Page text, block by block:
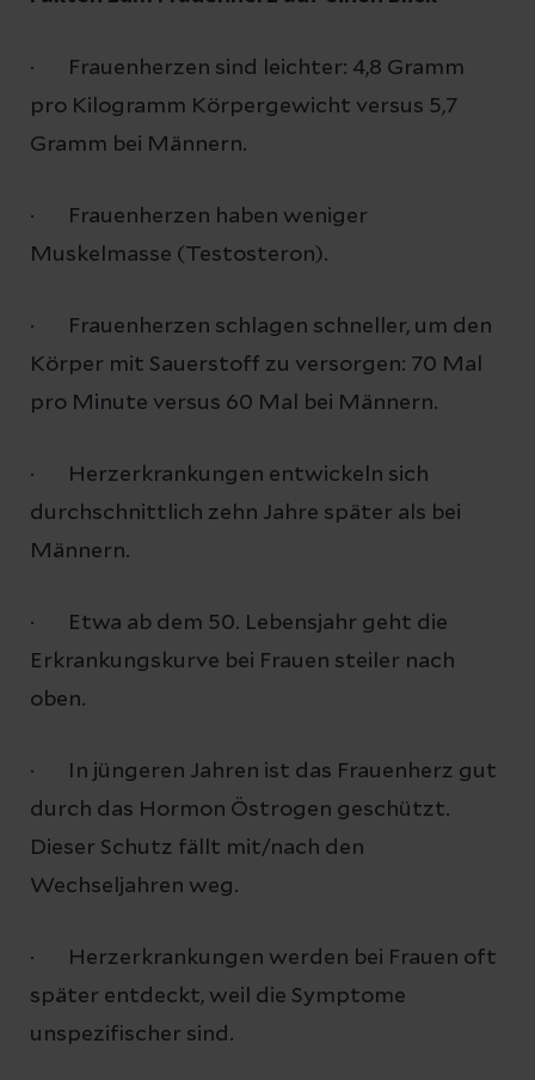
· Frauenherzen sind leichter: 4,8 Gramm
pro Kilogramm Körpergewicht versus 5,7
Gramm bei Männern.
· Frauenherzen haben weniger
Muskelmasse (Testosteron).
· Frauenherzen schlagen schneller, um den
Körper mit Sauerstoff zu versorgen: 70 Mal
pro Minute versus 60 Mal bei Männern.
· Herzerkrankungen entwickeln sich
durchschnittlich zehn Jahre später als bei
Männern.
· Etwa ab dem 50. Lebensjahr geht die
Erkrankungskurve bei Frauen steiler nach
oben.
· In jüngeren Jahren ist das Frauenherz gut
durch das Hormon Östrogen geschützt.
Dieser Schutz fällt mit/nach den
Wechseljahren weg.
· Herzerkrankungen werden bei Frauen oft
später entdeckt, weil die Symptome
unspezifischer sind.